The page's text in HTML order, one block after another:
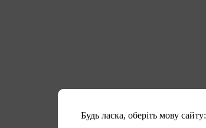
Будь ласка, оберіть мову сайту: